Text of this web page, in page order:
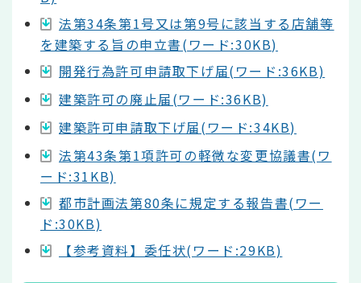
法第34条第1号又は第9号に該当する店舗等
を建築する旨の申立書(ワード:30KB)
開発行為許可申請取下げ届(ワード:36KB)
建築許可の廃止届(ワード:36KB)
建築許可申請取下げ届(ワード:34KB)
法第43条第1項許可の軽微な変更協議書(ワ
ード:31KB)
都市計画法第80条に規定する報告書(ワー
ド:30KB)
【参考資料】委任状(ワード:29KB)